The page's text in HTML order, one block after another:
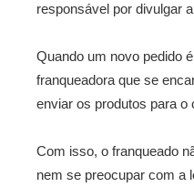
responsável por divulgar
Quando um novo pedido
franqueadora que se
enviar os produtos para o
Com isso, o franqueado
nem se preocupar com a